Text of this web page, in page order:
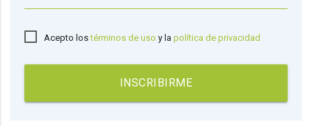
Acepto lostérminos de uso y lapolítica de privacidad
INSCRIBIRME